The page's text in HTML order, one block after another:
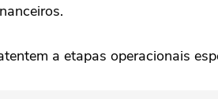
a etapas operacionais